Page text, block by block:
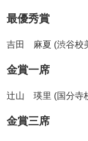
最優秀賞
吉田 麻夏 (渋谷校
金賞一席
辻山 瑛里 (国分寺
金賞三席